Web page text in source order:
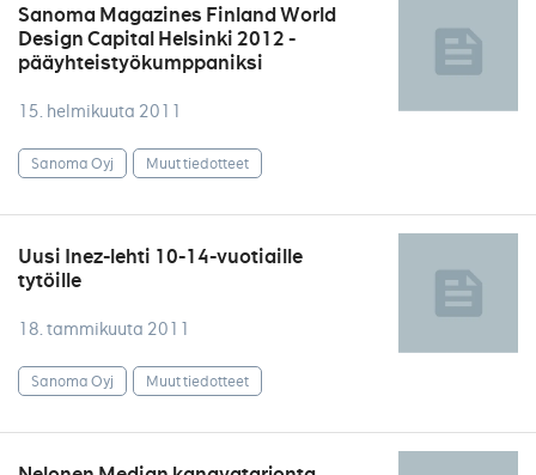
Sanoma Magazines Finland World
Design Capital Helsinki 2012 -
pääyhteistyökumppaniksi
15. helmikuuta 2011
Sanoma Oyj Muut tiedotteet
Uusi Inez-lehti 10-14-vuotiaille
tytöille
18. tammikuuta 2011
Sanoma Oyj Muut tiedotteet